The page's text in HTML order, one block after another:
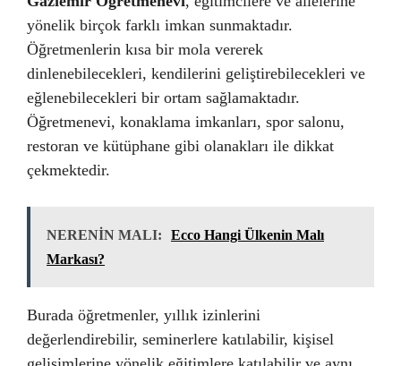
yönelik birçok farklı imkan sunmaktadır.
Öğretmenlerin kısa bir mola vererek
dinlenebilecekleri, kendilerini geliştirebilecekleri ve
eğlenebilecekleri bir ortam sağlamaktadır.
Öğretmenevi, konaklama imkanları, spor salonu,
restoran ve kütüphane gibi olanakları ile dikkat
çekmektedir.
NERENİN MALI:
Ecco Hangi Ülkenin Malı
Markası?
Burada öğretmenler, yıllık izinlerini
değerlendirebilir, seminerlere katılabilir, kişisel